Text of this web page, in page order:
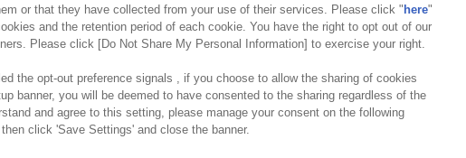
食品のご提供について カスタマーハラスメント対応方針
or that they have collected from your use of their services. Please click " here"
and the retention period of each cookie. You have the right to opt out of our
Please click [Do Not Share My Personal Information] to exercise your right.
the opt-out preference signals , if you choose to allow the sharing of cookies
banner, you will be deemed to have consented to the sharing regardless of the
and agree to this setting, please manage your consent on the following
click 'Save Settings' and close the banner.